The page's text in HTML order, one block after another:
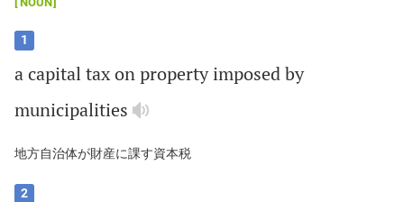
1
acapitaltaxonproperty imposedby
municipalities
地方自治体が財産に課す資本税
2